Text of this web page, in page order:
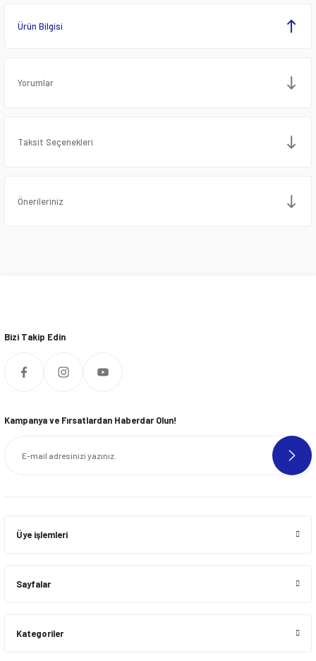
Ürün Bilgisi
Yorumlar
Taksit Seçenekleri
Önerileriniz
Bizi Takip Edin
Kampanya ve Fırsatlardan Haberdar Olun!
Üye işlemleri
Sayfalar
Kategoriler